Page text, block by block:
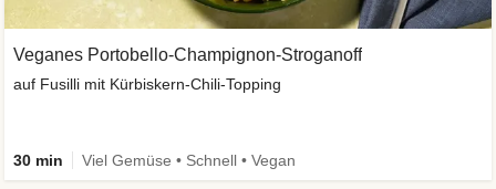
Veganes Portobello-Champignon-Stroganoff
auf Fusilli mit Kürbiskern-Chili-Topping
30 min Viel Gemüse • Schnell • Vegan